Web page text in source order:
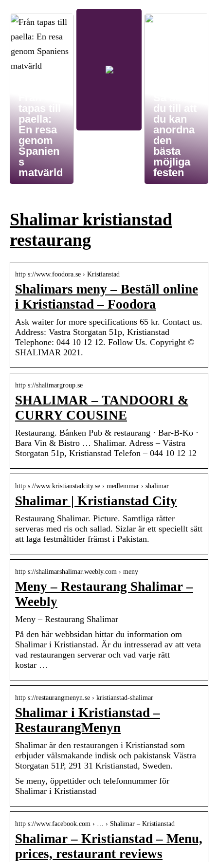
tapas till
paella:
En resa
genom
Spanien
s
matvärld
du till att
du kan
anordna
den
bästa
möjliga
festen
Shalimar kristianstad
restaurang
http s://www.foodora.se › Kristianstad
Shalimars meny – Beställ online
i Kristianstad – Foodora
Ask waiter for more specifications 65 kr. Contact us.
Address: Vastra Storgatan 51p, Kristianstad
Telephone: 044 10 12 12. Follow Us. Copyright ©
SHALIMAR 2021.
http s://shalimargroup.se
SHALIMAR – TANDOORI &
CURRY COUSINE
Restaurang. Bånken Pub & restaurang · Bar-B-Ko ·
Bara Vin & Bistro … Shalimar. Adress – Västra
Storgatan 51p, Kristianstad Telefon – 044 10 12 12
http s://www.kristianstadcity.se › medlemmar › shalimar
Shalimar | Kristianstad City
Restaurang Shalimar. Picture. Samtliga rätter
serveras med ris och sallad. Sizlar är ett speciellt sätt
att laga festmåltider främst i Pakistan.
http s://shalimarshalimar.weebly.com › meny
Meny – Restaurang Shalimar –
Weebly
Meny – Restaurang Shalimar
På den här webbsidan hittar du information om
Shalimar i Kristianstad. Är du intresserad av att veta
vad restaurangen serverar och vad varje rätt
kostar …
http s://restaurangmenyn.se › kristianstad-shalimar
Shalimar i Kristianstad –
RestaurangMenyn
Shalimar är den restaurangen i Kristianstad som
erbjuder välsmakande indisk och pakistansk Västra
Storgatan 51P, 291 31 Kristianstad, Sweden.
Se meny, öppettider och telefonnummer för
Shalimar i Kristianstad
http s://www.facebook.com › … › Shalimar – Kristianstad
Shalimar – Kristianstad – Menu,
prices, restaurant reviews